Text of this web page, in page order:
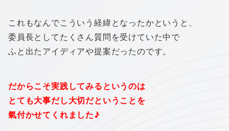
これもなんでこういう経緯となったかというと、
委員長としてたくさん質問を受けていた中で
ふと出たアイディアや提案だったのです。
だからこそ実践してみるというのは
とても大事だし大切だということを
氣付かせてくれました♪